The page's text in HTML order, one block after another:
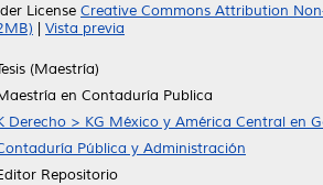
License Creative Commons Attribution
Vista previa
(Maestría)
en Contaduría Publica
Derecho > KG México y América Central en
Pública y Administración
Repositorio